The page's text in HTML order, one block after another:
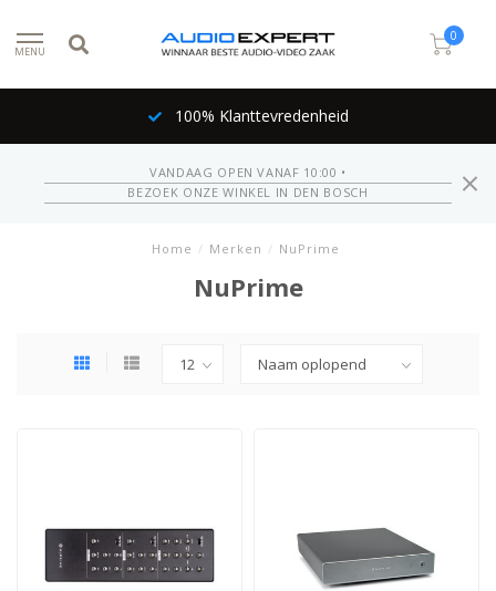
MENU
0
100% Klanttevredenheid
VANDAAG OPEN VANAF 10:00 •
BEZOEK ONZE WINKEL IN DEN BOSCH
Home / Merken / NuPrime
NuPrime